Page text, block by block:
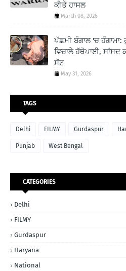
ਕੀਤੇ ਹਾਸਲ
March 08, 2026
ਪੱਛਮੀ ਬੰਗਾਲ 'ਚ ਹੰਗਾਮਾ:
ਵਿਚਾਲੇ ਹੱਥੋਪਾਈ, ਸਾਂਸਦ
ਸੱਟ
May 31, 2026
TAGS
Delhi FILMY Gurdaspur
Punjab West Bengal
CATEGORIES
Delhi
FILMY
Gurdaspur
Haryana
National